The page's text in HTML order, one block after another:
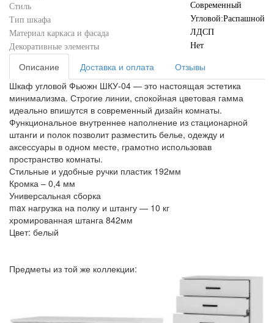
Стиль
Современный
Тип шкафа
Угловой:Распашной
Материал каркаса и фасада
ЛДСП
Декоративные элементы
Нет
Описание Доставка и оплата
Отзывы
Шкаф угловой Фьюжн ШКУ-04 — это настоящая эстетика
минимализма. Строгие линии, спокойная цветовая гамма
идеально впишутся в современный дизайн комнаты.
Функциональное внутреннее наполнение из стационарной
штанги и полок позволит разместить белье, одежду и
аксессуары в одном месте, грамотно использовав
пространство комнаты.
Стильные и удобные ручки пластик 192мм
Кромка – 0,4 мм
Универсальная сборка
max нагрузка на полку и штангу — 10 кг
хромированная штанга 842мм
Цвет: белый
Предметы из той же коллекции: